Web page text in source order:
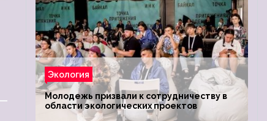
Экология
Молодежь призвали к сотрудничеству в
области экологических проектов